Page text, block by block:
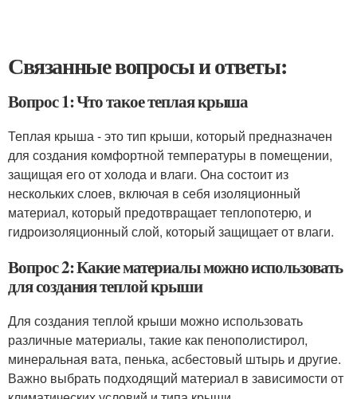
Связанные вопросы и ответы:
Вопрос 1: Что такое теплая крыша
Теплая крыша - это тип крыши, который предназначен
для создания комфортной температуры в помещении,
защищая его от холода и влаги. Она состоит из
нескольких слоев, включая в себя изоляционный
материал, который предотвращает теплопотерю, и
гидроизоляционный слой, который защищает от влаги.
Вопрос 2: Какие материалы можно использовать
для создания теплой крыши
Для создания теплой крыши можно использовать
различные материалы, такие как пенополистирол,
минеральная вата, пенька, асбестовый штырь и другие.
Важно выбрать подходящий материал в зависимости от